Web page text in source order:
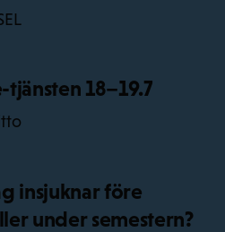
18–19.7
insjuknar före
under semestern?